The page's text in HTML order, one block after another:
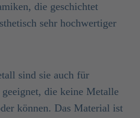
die geschichtet
sehr hochwertiger
sind sie auch für
die keine Metalle
können. Das Material ist